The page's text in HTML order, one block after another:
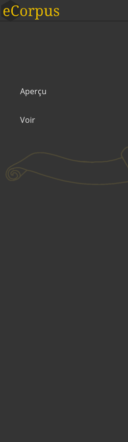
Aperçu
Voir